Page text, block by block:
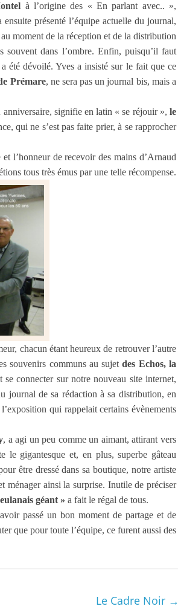
à l’origine des « En parlant avec.. »,
présenté l’équipe actuelle du journal,
moment de la réception et de la distribution
dans l’ombre. Enfin, puisqu’il faut
été dévoilé. Yves a insisté sur le fait que ce
Prémare, ne sera pas un journal bis, mais a
signifie en latin « se réjouir », le
qui ne s’est pas faite prier, à se rapprocher
l’honneur de recevoir des mains d’Arnaud
tous très émus par une telle récompense.
chacun étant heureux de retrouver l’autre
souvenirs communs au sujetdes Echos, la
connecter sur notre nouveau site internet,
journal de sa rédaction à sa distribution, en
qui rappelait certains évènements
, a agi un peu comme un aimant, attirant vers
gigantesque et, en plus, superbe gâteau
être dressé dans sa boutique, notre artiste
ménager ainsi la surprise. Inutile de préciser
géant » a fait le régal de tous.
passé un bon moment de partage et de
que pour toute l’équipe, ce furent aussi des
Le Cadre Noir →